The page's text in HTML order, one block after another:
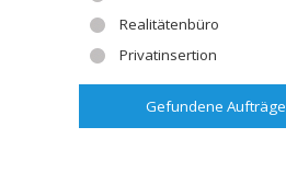
Realitätenbüro
Privatinsertion
Gefundene Aufträge